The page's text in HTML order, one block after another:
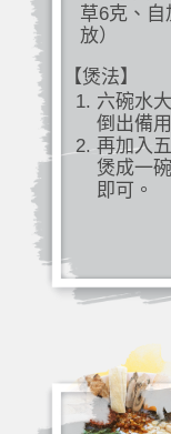
草6克、
放）
【煲法】
六碗水
倒出備
再加入
煲成一
即可。